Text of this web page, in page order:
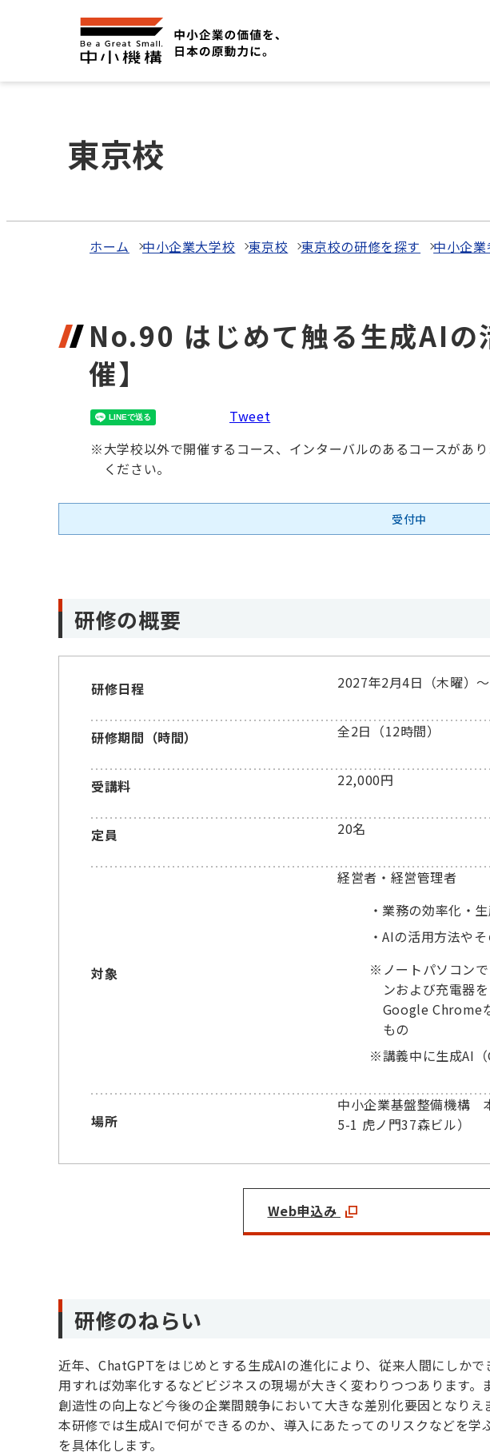
東京校
ホーム 中小企業大学校 東京校 東京校の研修を探す 中小企
No.90 はじめて触る生成AIの
催】
Tweet
※大学校以外で開催するコース、インターバルのあるコースがあ
ください。
受付中
研修の概要
研修日程 2027年2月4日（木曜）～
研修期間（時間） 全2日（12時間）
受講料 22,000円
定員 20名
対象
経営者・経営管理者
業務の効率化・
AIの活用方法や
※ ノートパソコン
ンおよび充電器
Google Chrome
もの
※講義中に生成AI
場所
中小企業基盤整備機構
5-1 虎ノ門37森ビル）
Web申込み
研修のねらい
近年、ChatGPTをはじめとする生成AIの進化により、従来人間にしか
用すれば効率化するなどビジネスの現場が大きく変わりつつあります。
創造性の向上など今後の企業間競争において大きな差別化要因となりえ
本研修では生成AIで何ができるのか、導入にあたってのリスクなどを
を具体化します。